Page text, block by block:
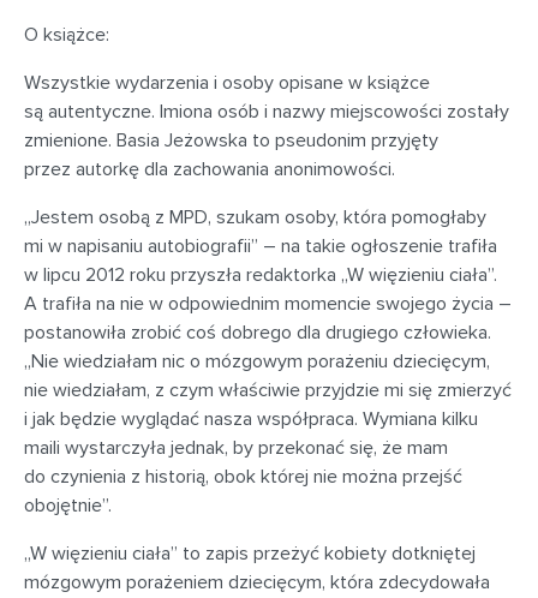
O książce:
Wszystkie wydarzenia i osoby opisane w książce
są autentyczne. Imiona osób i nazwy miejscowości zostały
zmienione. Basia Jeżowska to pseudonim przyjęty
przez autorkę dla zachowania anonimowości.
„Jestem osobą z MPD, szukam osoby, która pomogłaby
mi w napisaniu autobiografii” – na takie ogłoszenie trafiła
w lipcu 2012 roku przyszła redaktorka „W więzieniu ciała”.
A trafiła na nie w odpowiednim momencie swojego życia –
postanowiła zrobić coś dobrego dla drugiego człowieka.
„Nie wiedziałam nic o mózgowym porażeniu dziecięcym,
nie wiedziałam, z czym właściwie przyjdzie mi się zmierzyć
i jak będzie wyglądać nasza współpraca. Wymiana kilku
maili wystarczyła jednak, by przekonać się, że mam
do czynienia z historią, obok której nie można przejść
obojętnie”.
„W więzieniu ciała” to zapis przeżyć kobiety dotkniętej
mózgowym porażeniem dziecięcym, która zdecydowała